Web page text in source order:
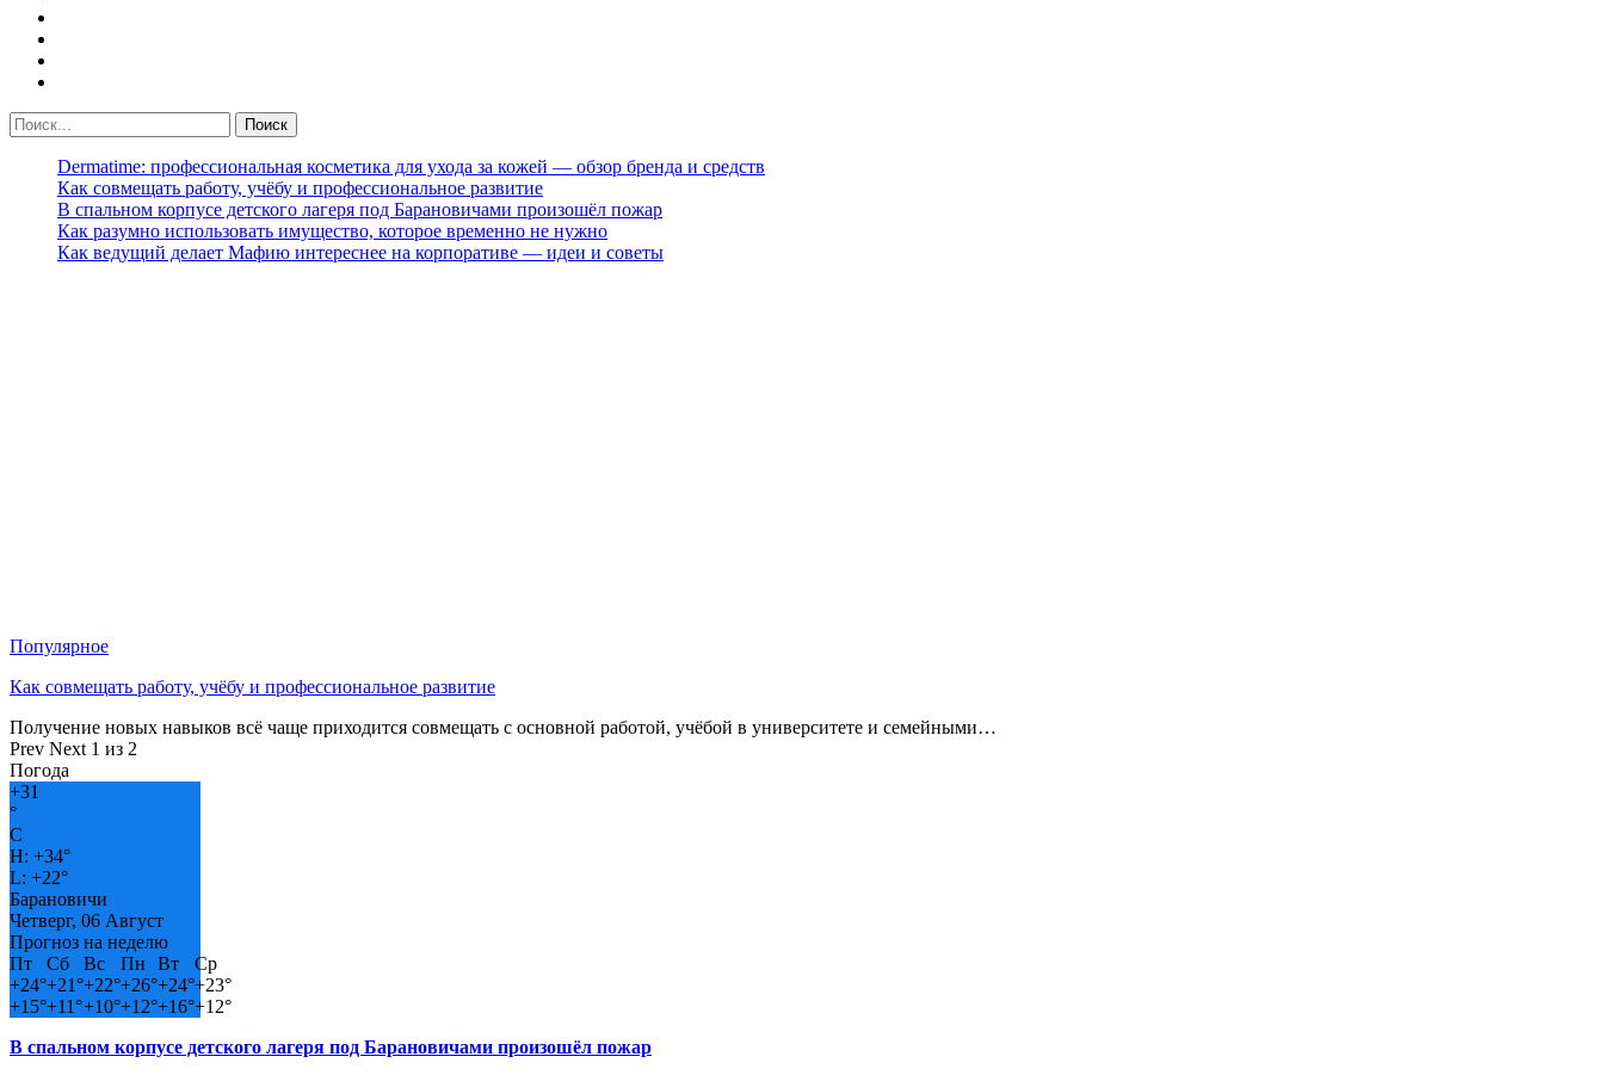
Dermatime: профессиональная косметика для ухода за кожей — обзор бренда и средств
Как совмещать работу, учёбу и профессиональное развитие
В спальном корпусе детского лагеря под Барановичами произошёл пожар
Как разумно использовать имущество, которое временно не нужно
Как ведущий делает Мафию интереснее на корпоративе — идеи и советы
Популярное
Как совмещать работу, учёбу и профессиональное развитие
Получение новых навыков всё чаще приходится совмещать с основной работой, учёбой в университете и семейными…
Prev Next 1 из 2
Погода
+31
°
C
H: +34°
L: +22°
Барановичи
Четверг, 06 Август
Прогноз на неделю
Пт
Сб Вс Пн Вт
Ср
+24°+21°+22°+26°+24°+23°
+15°+11°+10°+12°+16°+12°
В спальном корпусе детского лагеря под Барановичами произошёл пожар